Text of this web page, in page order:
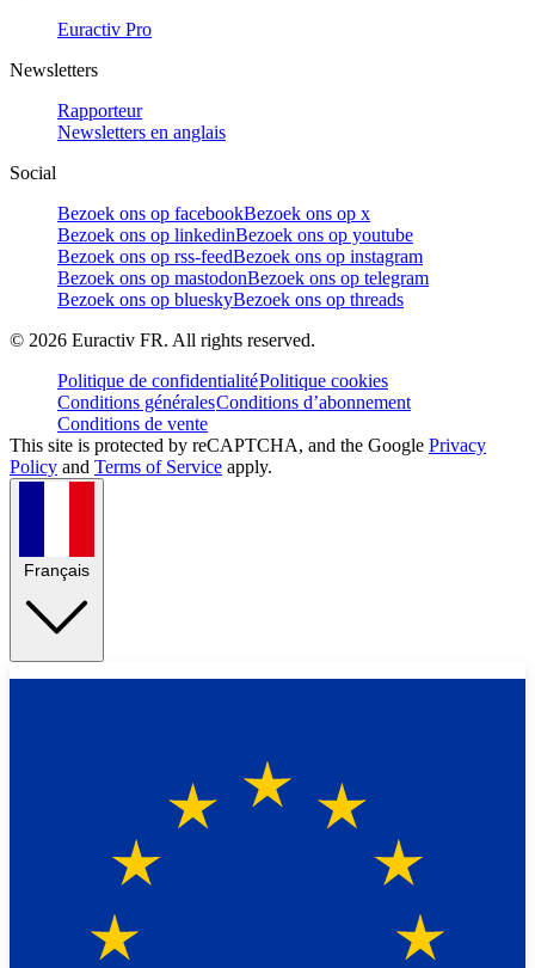
Euractiv Pro
Newsletters
Rapporteur
Newsletters en anglais
Social
Bezoek ons op facebookBezoek ons op x
Bezoek ons op linkedinBezoek ons op youtube
Bezoek ons op rss-feedBezoek ons op instagram
Bezoek ons op mastodonBezoek ons op telegram
Bezoek ons op blueskyBezoek ons op threads
© 2026 Euractiv FR. All rights reserved.
Politique de confidentialitéPolitique cookies
Conditions généralesConditions d’abonnement
Conditions de vente
This site is protected by reCAPTCHA, and the Google Privacy
Policy and Terms of Service apply.
Français